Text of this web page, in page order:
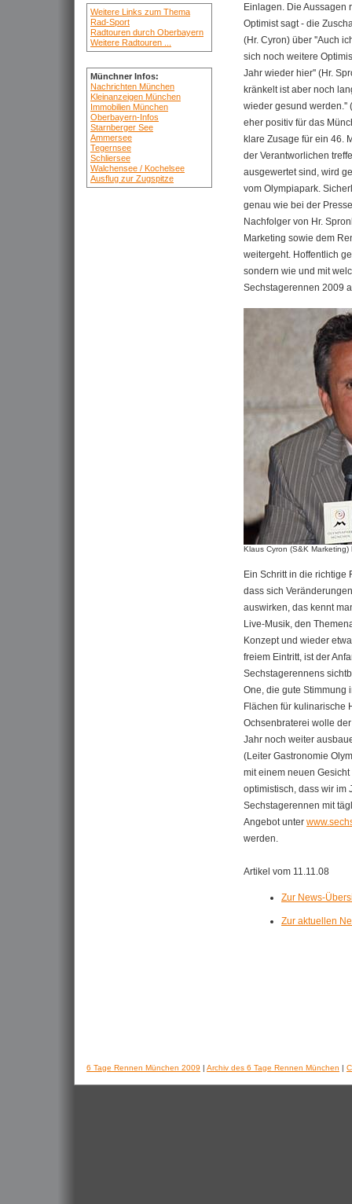
Weitere Links zum Thema
Rad-Sport
Radtouren durch Oberbayern
Weitere Radtouren ...
Münchner Infos:
Nachrichten München
Kleinanzeigen München
Immobilien München
Oberbayern-Infos
Starnberger See
Ammersee
Tegernsee
Schliersee
Walchensee / Kochelsee
Ausflug zur Zugspitze
Einlagen. Die Aussagen
Optimist sagt - die
(Hr. Cyron) über ''Auch
sich noch weitere
Jahr wieder hier'' (Hr.
kränkelt ist aber noch
wieder gesund werden.''
eher positiv für das
klare Zusage für ein 46.
der Verantworlichen
ausgewertet sind, wird
vom Olympiapark.
genau wie bei der
Nachfolger von Hr.
Marketing sowie dem
weitergeht. Hoffentlich
sondern wie und mit
Sechstagerennen 2009
Klaus Cyron (S&K
Ein Schritt in die richtige
dass sich
auswirken, das kennt
Live-Musik, den
Konzept und wieder
freiem Eintritt, ist der
Sechstagerennens
One, die gute Stimmung
Flächen für kulinarische
Ochsenbraterei wolle
Jahr noch weiter
(Leiter Gastronomie
mit einem neuen
optimistisch, dass wir im
Sechstagerennen mit
Angebot unter
werden.
Artikel vom 11.11.08
Zur News-
Zur aktuellen
6 Tage Rennen München 2009 | Archiv des 6 Tage Rennen München |